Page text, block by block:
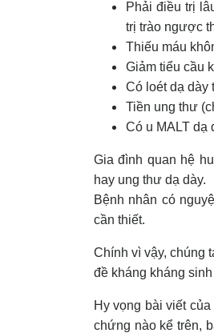
Phải điều trị
trị trào ngược
Thiếu máu
Giảm tiểu cầu
Có loét dạ dày
Tiền ung thư
Có u MALT dạ
Gia đình quan hệ
hay ung thư dạ dày.
Bệnh nhân có
cần thiết.
Chính vì vậy, chúng
đề kháng kháng
Hy vọng bài viết
chứng nào kể trên,